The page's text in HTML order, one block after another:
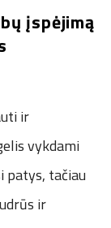
įspėjimą
ir
vykdami
patys, tačiau
ir